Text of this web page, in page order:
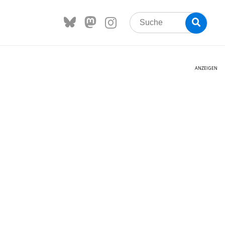
Search
for:
ANZEIGEN